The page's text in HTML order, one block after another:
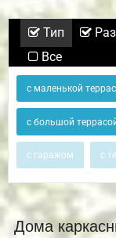
Тип
Все
с маленькой
с большой
с гаражом с
Дома